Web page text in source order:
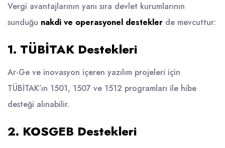
Vergi avantajlarının yanı sıra devlet kurumlarının
sunduğu nakdi ve operasyonel destekler de mevcuttur:
1. TÜBİTAK Destekleri
Ar-Ge ve inovasyon içeren yazılım projeleri için
TÜBİTAK’ın 1501, 1507 ve 1512 programları ile hibe
desteği alınabilir.
2. KOSGEB Destekleri